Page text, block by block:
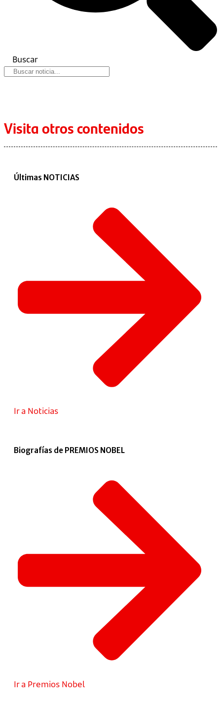
Buscar
Visita otros contenidos
Últimas NOTICIAS
Ir a Noticias
Biografías de PREMIOS NOBEL
Ir a Premios Nobel